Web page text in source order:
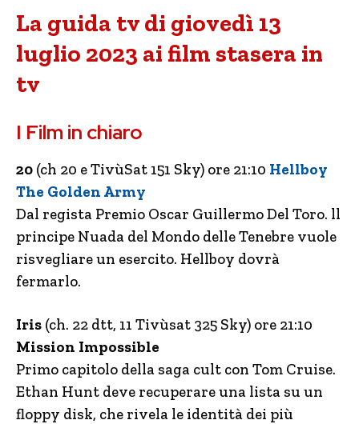
La guida tv di giovedì 13
luglio 2023 ai film stasera in
tv
I Film in chiaro
20 (ch 20 e TivùSat 151 Sky) ore 21:10 Hellboy
The Golden Army
Dal regista Premio Oscar Guillermo Del Toro. ll
principe Nuada del Mondo delle Tenebre vuole
risvegliare un esercito. Hellboy dovrà
fermarlo.
Iris (ch. 22 dtt, 11 Tivùsat 325 Sky) ore 21:10
Mission Impossible
Primo capitolo della saga cult con Tom Cruise.
Ethan Hunt deve recuperare una lista su un
floppy disk, che rivela le identità dei più